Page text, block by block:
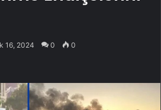
16, 2024 0 0